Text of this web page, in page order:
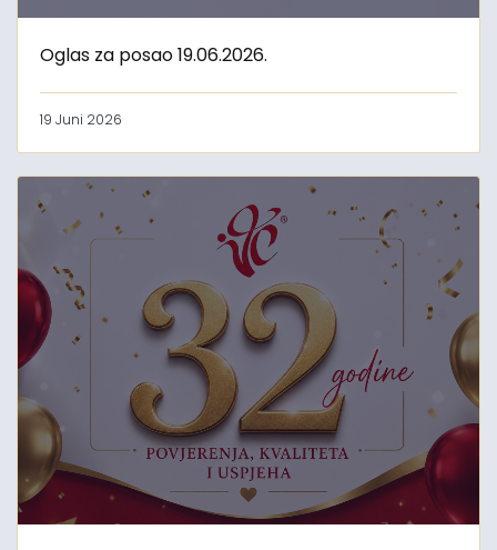
Oglas za posao 19.06.2026.
19 Juni 2026